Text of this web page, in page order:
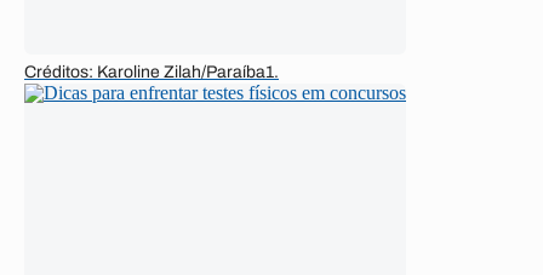
Créditos: Karoline Zilah/Paraíba1.